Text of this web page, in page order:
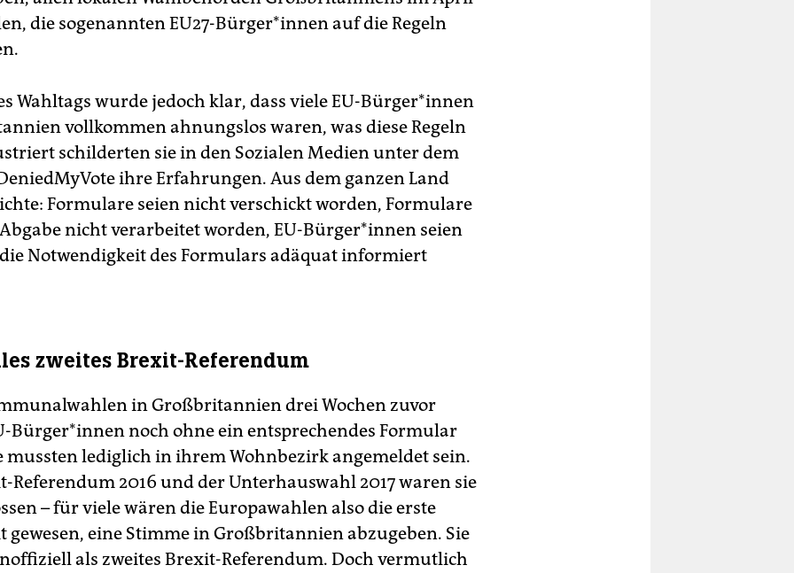
die sogenannten EU27-Bürger*innen auf die Regeln
Wahltags wurde jedoch klar, dass viele EU-Bürger*innen
vollkommen ahnungslos waren, was diese Regeln
schilderten sie in den Sozialen Medien unter dem
ihre Erfahrungen. Aus dem ganzen Land
Formulare seien nicht verschickt worden, Formulare
nicht verarbeitet worden, EU-Bürger*innen seien
Notwendigkeit des Formulars adäquat informiert
zweites Brexit-Referendum
in Großbritannien drei Wochen zuvor
Bürger*innen noch ohne ein entsprechendes Formular
mussten lediglich in ihrem Wohnbezirk angemeldet sein.
Referendum 2016 und der Unterhauswahl 2017 waren sie
– für viele wären die Europawahlen also die erste
gewesen, eine Stimme in Großbritannien abzugeben. Sie
als zweites Brexit-Referendum. Doch vermutlich